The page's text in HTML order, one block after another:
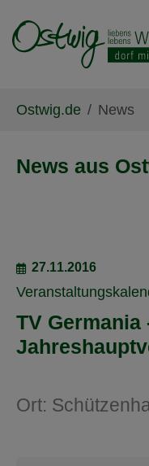
Ostwig.de News
News aus
27.11.2016
TV Germania
Ort: